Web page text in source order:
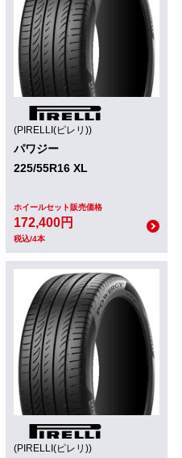
(PIRELLI(ピレリ))
パワジー
225/55R16 XL
ホイールセット販売価格
172,400円
税込/4本
(PIRELLI(ピレリ))